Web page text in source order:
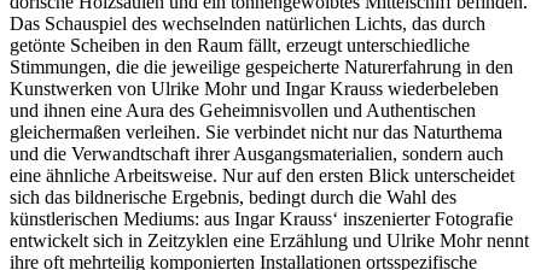
Das Schauspiel des wechselnden natürlichen Lichts, das durch
getönte Scheiben in den Raum fällt, erzeugt unterschiedliche
Stimmungen, die die jeweilige gespeicherte Naturerfahrung in den
Kunstwerken von Ulrike Mohr und Ingar Krauss wiederbeleben
und ihnen eine Aura des Geheimnisvollen und Authentischen
gleichermaßen verleihen. Sie verbindet nicht nur das Naturthema
und die Verwandtschaft ihrer Ausgangsmaterialien, sondern auch
eine ähnliche Arbeitsweise. Nur auf den ersten Blick unterscheidet
sich das bildnerische Ergebnis, bedingt durch die Wahl des
künstlerischen Mediums: aus Ingar Krauss‘ inszenierter Fotografie
entwickelt sich in Zeitzyklen eine Erzählung und Ulrike Mohr nennt
ihre oft mehrteilig komponierten Installationen ortsspezifische